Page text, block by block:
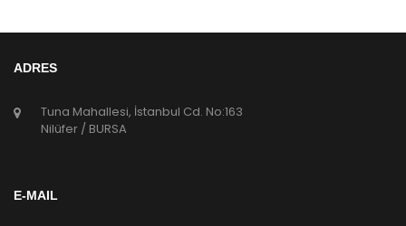
ADRES
Tuna Mahallesi, İstanbul Cd. No:163
Nilüfer / BURSA
E-MAIL